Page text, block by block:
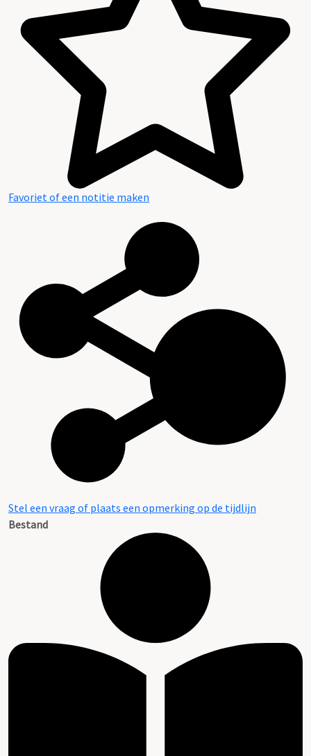
Favoriet of een notitie maken
Stel een vraag of plaats een opmerking op de tijdlijn
Bestand